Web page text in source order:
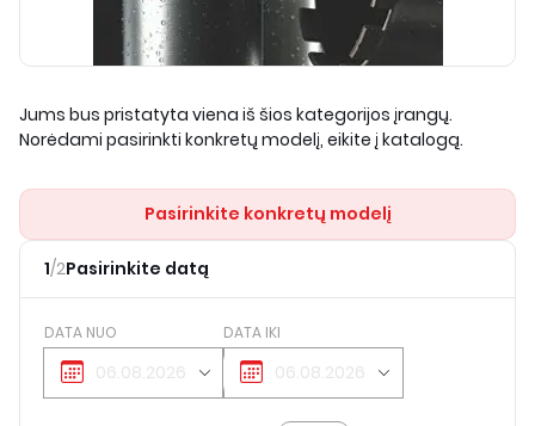
Jums bus pristatyta viena iš šios kategorijos įrangų.
Norėdami pasirinkti konkretų modelį, eikite į katalogą.
Pasirinkite konkretų modelį
1/2Pasirinkite datą
DATA NUO DATA IKI